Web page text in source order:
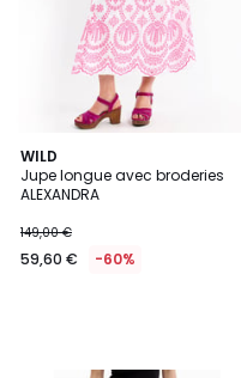
WILD
Jupe longue avec broderies
ALEXANDRA
149,00 €
59,60 € -60%